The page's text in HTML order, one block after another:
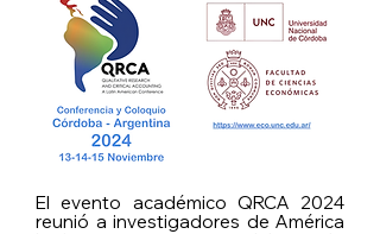
El evento académico QRCA 2024
reunió a investigadores de América